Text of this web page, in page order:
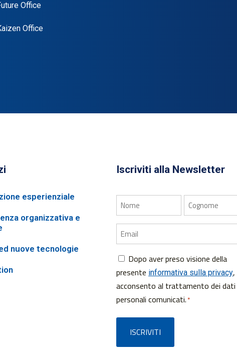
Office
Office
esperienziale
organizzativa e
nuove tecnologie
Iscriviti alla Newsletter
Nome Cognome
Email
Consenso
*
Dopo aver preso visione della
presente informativa sulla privacy,
acconsento al trattamento dei dati
personali comunicati.*